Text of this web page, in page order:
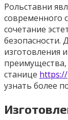
Рольставни
современного
сочетание
безопасности.
изготовления
станице
узнать более